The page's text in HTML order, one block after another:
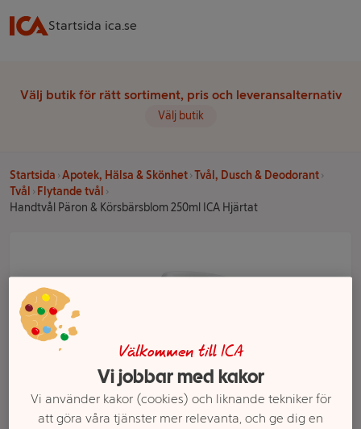
Startsida ica.se
Välj butik för rätt sortiment, pris och leveransalternativ
Välj butik
Startsida Apotek, Hälsa & Skönhet Tvål, Dusch & Deodorant
Tvål
Flytande tvål
Handtvål Päron & Körsbärsblom 250ml ICA Hjärtat
Välkommen till ICA
Vi jobbar med kakor
Vi använder kakor (cookies) och liknande tekniker för
att göra våra tjänster mer relevanta, och ge dig en